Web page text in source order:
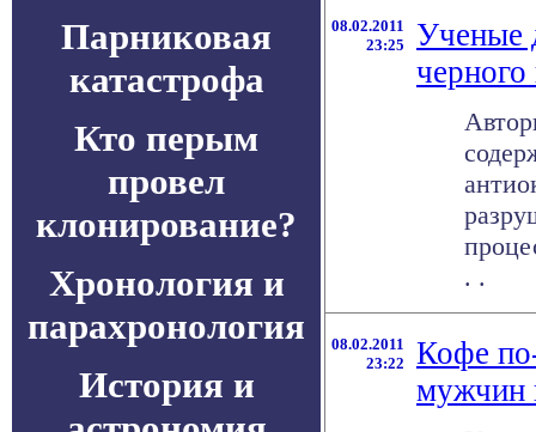
Парниковая
катастрофа
Кто перым
провел
клонирование?
Хронология и
парахронология
История и
08.02.2011
23:25
Ученые
. .
08.02.2011
23:22
Кофе
мужчин